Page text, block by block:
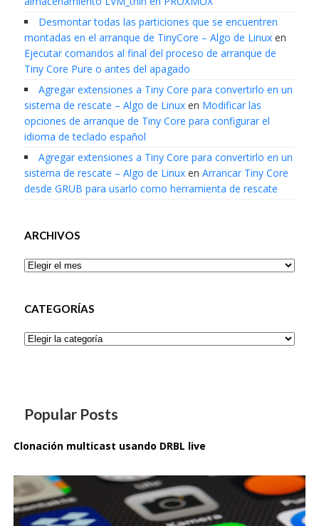
Desmontar todas las particiones que se encuentren
montadas en el arranque de TinyCore – Algo de Linuxen
Ejecutar comandos al final del proceso de arranque de
Tiny Core Pure o antes del apagado
Agregar extensiones a Tiny Core para convertirlo en un
sistema de rescate – Algo de Linuxen Modificar las
opciones de arranque de Tiny Core para configurar el
idioma de teclado español
Agregar extensiones a Tiny Core para convertirlo en un
sistema de rescate – Algo de Linuxen Arrancar Tiny Core
desde GRUB para usarlo como herramienta de rescate
ARCHIVOS
Archivos
CATEGORÍAS
Categorías
Popular Posts
Clonación multicast usando DRBL live